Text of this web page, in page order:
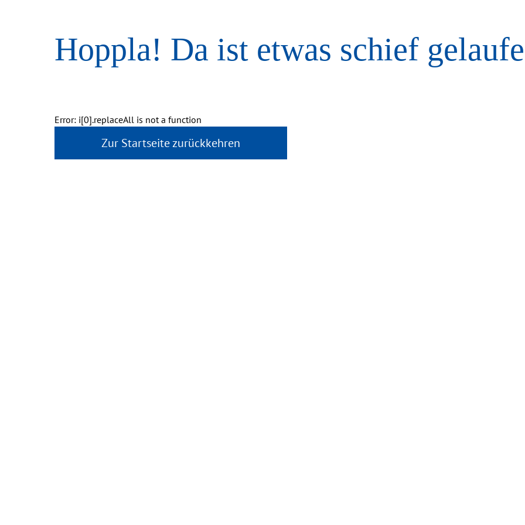
Hoppla! Da ist etwas schief
Error: i[0].replaceAll is not a function
Zur Startseite zurückkehren